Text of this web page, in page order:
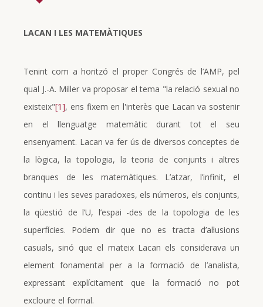
LACAN I LES MATEMÀTIQUES
Tenint com a horitzó el proper Congrés de l’AMP, pel
qual J.-A. Miller va proposar el tema "la relació sexual no
existeix"[1], ens fixem en l'interès que Lacan va sostenir
en el llenguatge matemàtic durant tot el seu
ensenyament. Lacan va fer ús de diversos conceptes de
la lògica, la topologia, la teoria de conjunts i altres
branques de les matemàtiques. L’atzar, l’infinit, el
continu i les seves paradoxes, els números, els conjunts,
la qüestió de l’U, l’espai -des de la topologia de les
superfícies. Podem dir que no es tracta d’al·lusions
casuals, sinó que el mateix Lacan els considerava un
element fonamental per a la formació de l’analista,
expressant explícitament que la formació no pot
excloure el formal.